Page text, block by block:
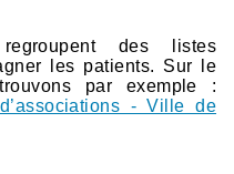
des listes
les patients. Sur le
par exemple :
- Ville de